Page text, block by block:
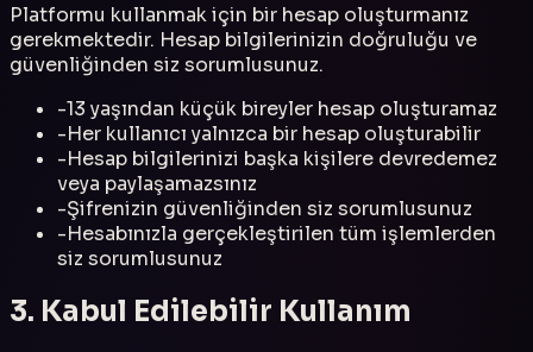
Platformu kullanmak için bir hesap oluşturmanız
gerekmektedir. Hesap bilgilerinizin doğruluğu ve
güvenliğinden siz sorumlusunuz.
-13 yaşından küçük bireyler hesap oluşturamaz
-Her kullanıcı yalnızca bir hesap oluşturabilir
-Hesap bilgilerinizi başka kişilere devredemez
veya paylaşamazsınız
-Şifrenizin güvenliğinden siz sorumlusunuz
-Hesabınızla gerçekleştirilen tüm işlemlerden
siz sorumlusunuz
3. Kabul Edilebilir Kullanım